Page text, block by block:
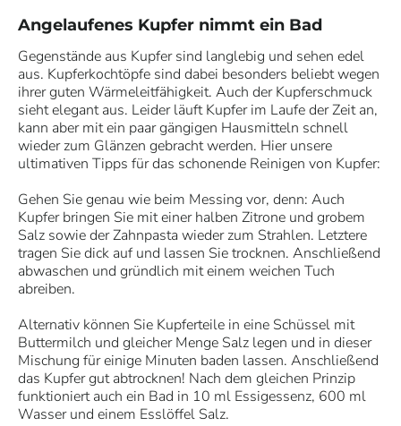
Angelaufenes Kupfer nimmt ein Bad
Gegenstände aus Kupfer sind langlebig und sehen edel
aus. Kupferkochtöpfe sind dabei besonders beliebt wegen
ihrer guten Wärmeleitfähigkeit. Auch der Kupferschmuck
sieht elegant aus. Leider läuft Kupfer im Laufe der Zeit an,
kann aber mit ein paar gängigen Hausmitteln schnell
wieder zum Glänzen gebracht werden. Hier unsere
ultimativen Tipps für das schonende Reinigen von Kupfer:
Gehen Sie genau wie beim Messing vor, denn: Auch
Kupfer bringen Sie mit einer halben Zitrone und grobem
Salz sowie der Zahnpasta wieder zum Strahlen. Letztere
tragen Sie dick auf und lassen Sie trocknen. Anschließend
abwaschen und gründlich mit einem weichen Tuch
abreiben.
Alternativ können Sie Kupferteile in eine Schüssel mit
Buttermilch und gleicher Menge Salz legen und in dieser
Mischung für einige Minuten baden lassen. Anschließend
das Kupfer gut abtrocknen! Nach dem gleichen Prinzip
funktioniert auch ein Bad in 10 ml Essigessenz, 600 ml
Wasser und einem Esslöffel Salz.